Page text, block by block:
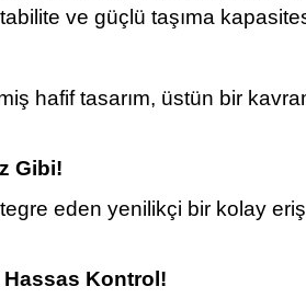
ve güçlü taşıma
hafif tasarım, üstün bir
Gibi!
eden yenilikçi bir kolay
Hassas Kontrol!